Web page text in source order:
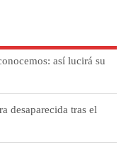
así lucirá su
desaparecida tras el